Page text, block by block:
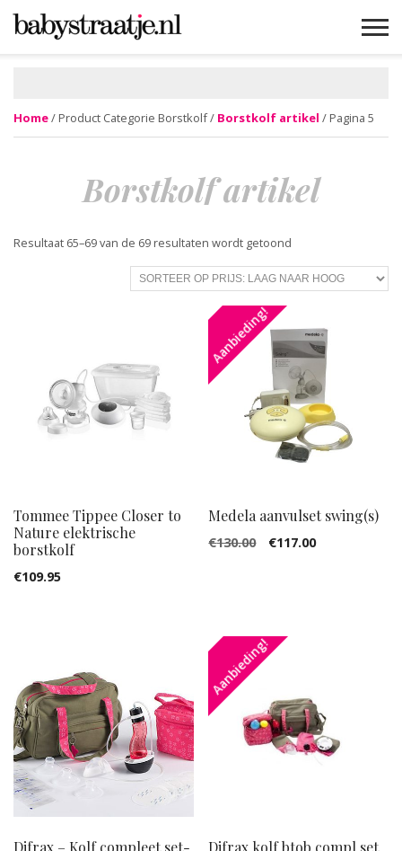
Home/ Product Categorie Borstkolf / Borstkolf artikel / Pagina 5
Borstkolf artikel
Resultaat 65–69 van de 69 resultaten wordt getoond
op
prijs:
naar
hoog
Tommee Tippee Closer to
Nature elektrische
borstkolf
€109.95
Aanbieding!
Medela aanvulset swing(s)
€130.00
Oorspronkelijke
€117.00Huidige
Difrax – Kolf compleet set-
Aanbieding!
Difrax kolf btob compl set